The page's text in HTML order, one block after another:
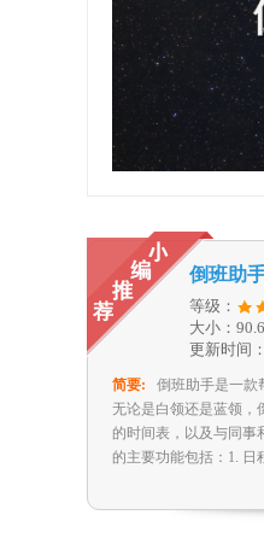
倒班助
等级：
大小：
更新时间
简要:
倒班助手是一款
无论是白领还是蓝领，
的时间表，以及与同事
的主要功能包括：1. 日